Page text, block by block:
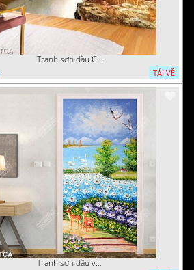
Tranh sơn dầu Châu Âu phong cảnh ngôi làng bên dòng sông
TẢI VỀ
Tranh sơn dầu vườn hoa bên dòng sông decor tường